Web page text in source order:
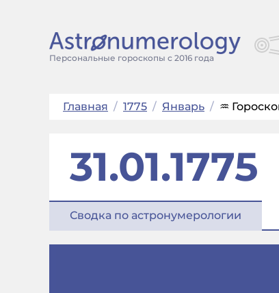
Персональные гороскопы с 2016 года
Главная / 1775 / Январь / ♒
31.01.1775
Сводка по астронумерологии